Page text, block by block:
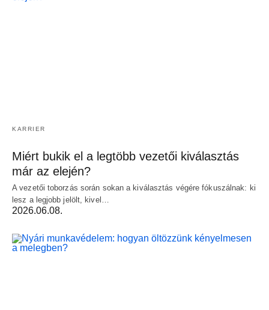
KARRIER
Miért bukik el a legtöbb vezetői kiválasztás
már az elején?
A vezetői toborzás során sokan a kiválasztás végére fókuszálnak: ki
lesz a legjobb jelölt, kivel…
2026.06.08.